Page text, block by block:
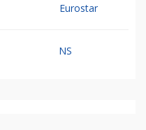
Eurostar
NS